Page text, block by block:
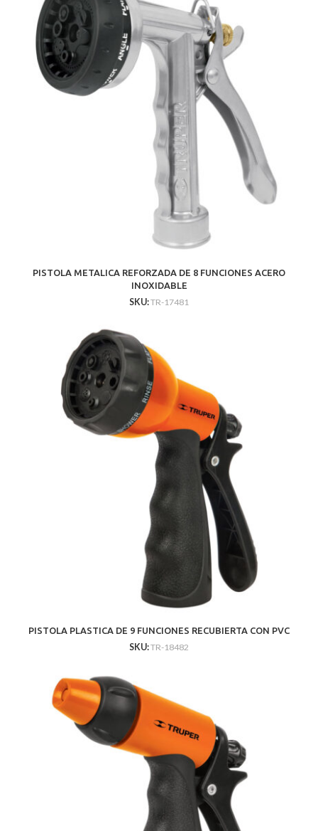
PISTOLA METALICA REFORZADA DE 8 FUNCIONES ACERO
INOXIDABLE
SKU:TR-17481
PISTOLA PLASTICA DE 9 FUNCIONES RECUBIERTA CON PVC
SKU:TR-18482